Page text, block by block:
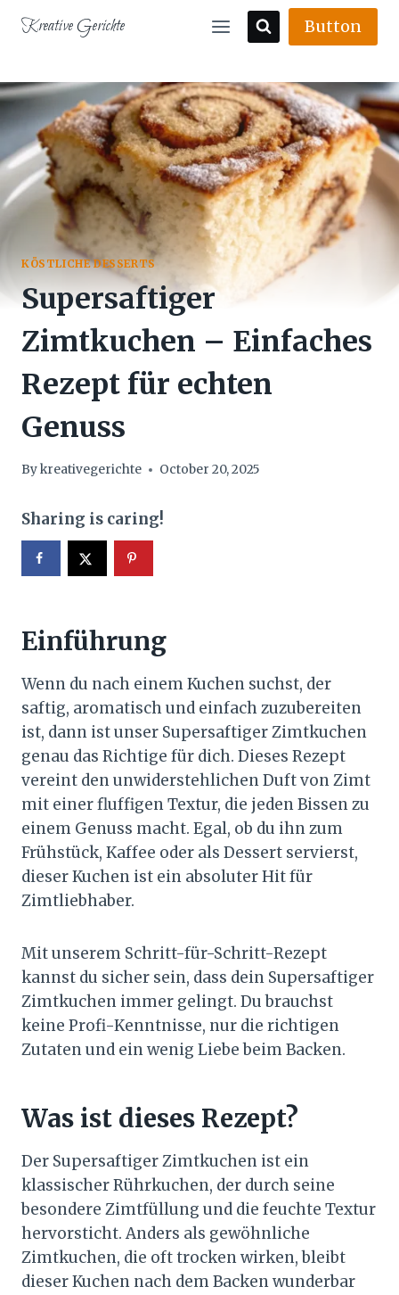
Kreative Gerichte Button
KÖSTLICHE DESSERTS
Supersaftiger
Zimtkuchen – Einfaches
Rezept für echten
Genuss
Bykreativegerichte October 20, 2025
Sharing is caring!
Einführung
Wenn du nach einem Kuchen suchst, der
saftig, aromatisch und einfach zuzubereiten
ist, dann ist unser Supersaftiger Zimtkuchen
genau das Richtige für dich. Dieses Rezept
vereint den unwiderstehlichen Duft von Zimt
mit einer fluffigen Textur, die jeden Bissen zu
einem Genuss macht. Egal, ob du ihn zum
Frühstück, Kaffee oder als Dessert servierst,
dieser Kuchen ist ein absoluter Hit für
Zimtliebhaber.
Mit unserem Schritt-für-Schritt-Rezept
kannst du sicher sein, dass dein Supersaftiger
Zimtkuchen immer gelingt. Du brauchst
keine Profi-Kenntnisse, nur die richtigen
Zutaten und ein wenig Liebe beim Backen.
Was ist dieses Rezept?
Der Supersaftiger Zimtkuchen ist ein
klassischer Rührkuchen, der durch seine
besondere Zimtfüllung und die feuchte Textur
hervorsticht. Anders als gewöhnliche
Zimtkuchen, die oft trocken wirken, bleibt
dieser Kuchen nach dem Backen wunderbar